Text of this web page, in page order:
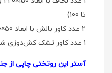
تا 100)
2 عدد کاور بالش با ابعاد 50×70
1 عدد کاور تشک کش‌دوزی شده با ابعاد 25x200x90
آستر این روتختی چاپی از